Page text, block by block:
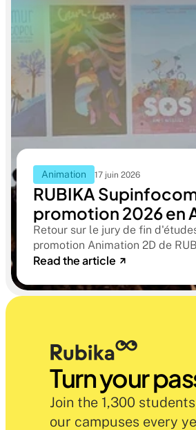
Animation 17 juin 2026
RUBIKA
promotion 2026 en
2D présente ses
d'études
Retour sur le jury de fin
promotion Animation 2D de
Six courts-métrages, un jury
remarquables
Read the article
Turn your
Join the 1,300
our campuses every